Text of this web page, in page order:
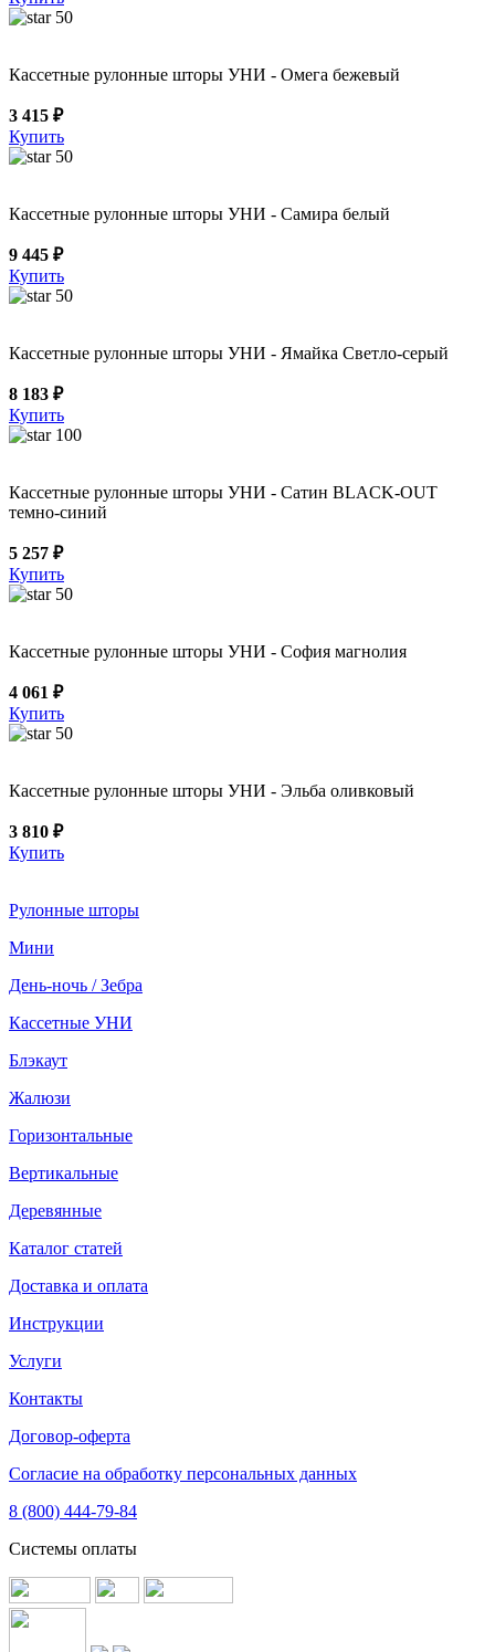
50
Кассетные рулонные шторы УНИ - Омега бежевый
3 415 ₽
Купить
50
Кассетные рулонные шторы УНИ - Самира белый
9 445 ₽
Купить
50
Кассетные рулонные шторы УНИ - Ямайка Светло-серый
8 183 ₽
Купить
100
Кассетные рулонные шторы УНИ - Сатин BLACK-OUT
темно-синий
5 257 ₽
Купить
50
Кассетные рулонные шторы УНИ - София магнолия
4 061 ₽
Купить
50
Кассетные рулонные шторы УНИ - Эльба оливковый
3 810 ₽
Купить
Рулонные шторы
Мини
День-ночь / Зебра
Кассетные УНИ
Блэкаут
Жалюзи
Горизонтальные
Вертикальные
Деревянные
Каталог статей
Доставка и оплата
Инструкции
Услуги
Контакты
Договор-оферта
Согласие на обработку персональных данных
8 (800) 444-79-84
Системы оплаты